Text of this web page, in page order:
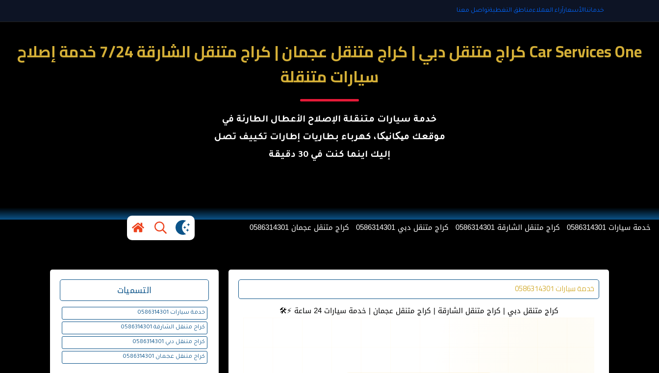
Car Services One كراج متنقل دبي | كراج متنقل عجمان | كراج متنقل الشارقة 7/24 خدمة إصلاح
سيارات متنقلة
خدمة سيارات متنقلة الإصلاح الأعطال الطارئة في
موقعك میکانیکا، كهرباء بطاريات إطارات تكييف تصل
إليك اينما كنت في 30 دقيقة
خدمة سيارات 0586314301 كراج متنقل الشارقة 0586314301 كراج متنقل دبي 0586314301 كراج متنقل عجمان 0586314301
خدمة سيارات 0586314301
كراج متنقل دبي | كراج متنقل الشارقة | كراج متنقل عجمان | خدمة سيارات 24 ساعة ⚡️🛠
خدماتناالأسعارآراء العملاءمناطق التغطيةتواصل معنا
التسميات
خدمة سيارات 0586314301
كراج متنقل الشارقة 0586314301
كراج متنقل دبي 0586314301
كراج متنقل عجمان 0586314301